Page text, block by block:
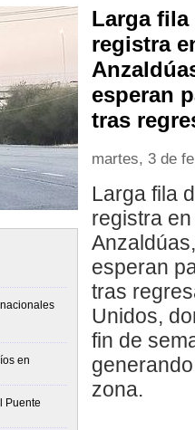
en
Puente
Larga
registra
esperan
tras
martes, 3 de
Larga fila
registra
esperan
tras
Unidos,
fin de
zona.